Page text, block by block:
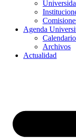
Agenda
Archivos
Actualidad